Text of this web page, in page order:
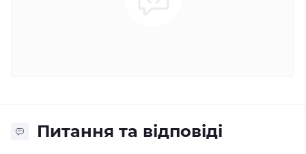
Питання та відповіді